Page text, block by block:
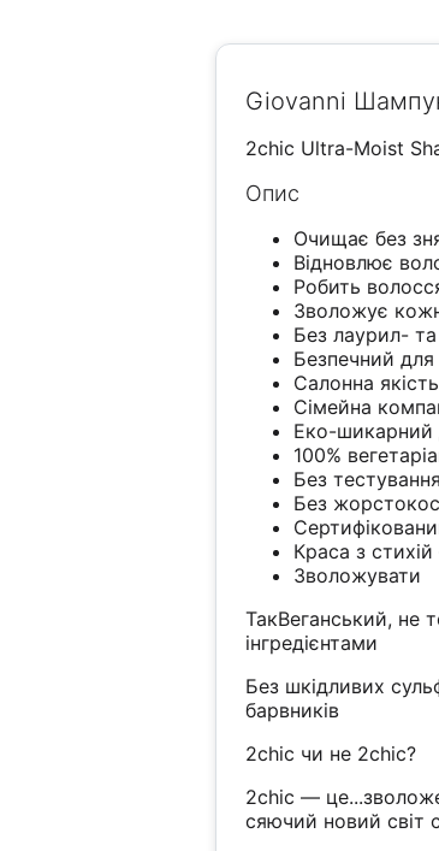
Giovanni
2chic Ultra-Moist
Опис
Очищає без
Відновлює
Робить
Зволожує
Без лаурил- та
Безпечний
Салонна якість
Сімейна
Еко-шикарний
100%
Без
Без
Краса з
Зволожувати
ТакВеганський, не
інгредієнтами
Без шкідливих
барвників
2chic чи не 2chic?
2chic —
сяючий новий світ